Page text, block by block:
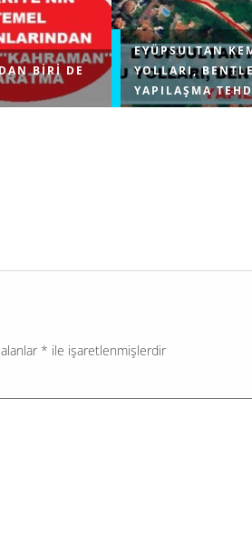
BIRI DE
ülkelerin temel
davranan ve
EYÜPSULTAN
YOLLARI,
YAPILAŞMA
* ile işaretlenmişlerdir